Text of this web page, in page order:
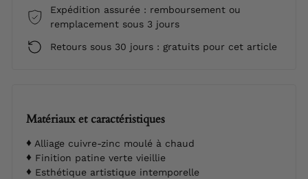
Expédition assurée : remboursement ou
remplacement sous 3 jours
Retours sous 30 jours : gratuits pour cet article
Matériaux et caractéristiques
Alliage cuivre-zinc moulé à chaud
Finition patine verte vieillie
Esthétique artistique intemporelle